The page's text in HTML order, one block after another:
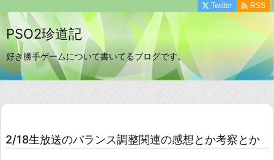
PSO2珍道記
好き勝手ゲームについて書いてるブログです。
Twitter  RSS
2/18生放送のバランス調整関連の感想とか考察とか